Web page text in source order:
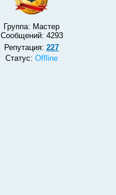
Группа: Мастер
Сообщений: 4293
Репутация: 227
Статус: Offline